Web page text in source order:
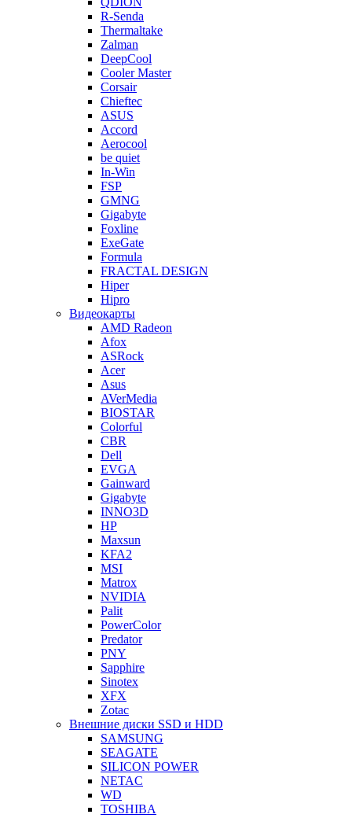
R-Senda
Thermaltake
Zalman
DeepCool
Cooler Master
Corsair
Chieftec
ASUS
Accord
Aerocool
be quiet
In-Win
FSP
GMNG
Gigabyte
Foxline
ExeGate
Formula
FRACTAL DESIGN
Hiper
Hipro
Видеокарты
AMD Radeon
Afox
ASRock
Acer
Asus
AVerMedia
BIOSTAR
Colorful
CBR
Dell
EVGA
Gainward
Gigabyte
INNO3D
HP
Maxsun
KFA2
MSI
Matrox
NVIDIA
Palit
PowerColor
Predator
PNY
Sapphire
Sinotex
XFX
Zotac
Внешние диски SSD и HDD
SAMSUNG
SEAGATE
SILICON POWER
NETAC
WD
TOSHIBA